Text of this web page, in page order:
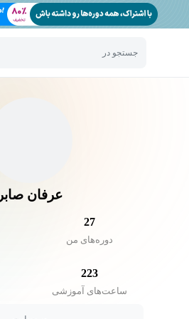
جستجو در
عرفان صابر
27
دوره‌های من
223
ساعت‌های آموزشی